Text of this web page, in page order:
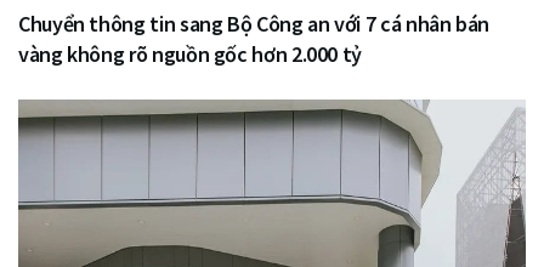
Chuyển thông tin sang Bộ Công an với 7 cá nhân bán
vàng không rõ nguồn gốc hơn 2.000 tỷ